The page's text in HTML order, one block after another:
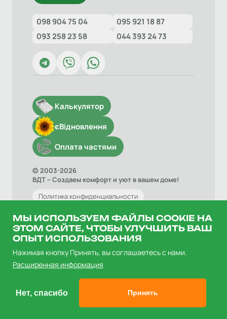
098 904 75 04
095 921 18 87
093 258 23 58
044 393 24 73
Калькулятор
єВідновлення
Оплата частями
© 2003-2026
ВДТ – Создаем комфорт и уют в вашем доме!
Политика конфиденциальности
МЫ ИСПОЛЬЗУЕМ ФАЙЛЫ COOKIE НА
ЭТОМ САЙТЕ, ЧТОБЫ УЛУЧШИТЬ ВАШ
ОПЫТ ИСПОЛЬЗОВАНИЯ
Нажимая кнопку Принять, вы соглашаетесь с нами.
Расширенная информация
Принять
Нет, спасибо